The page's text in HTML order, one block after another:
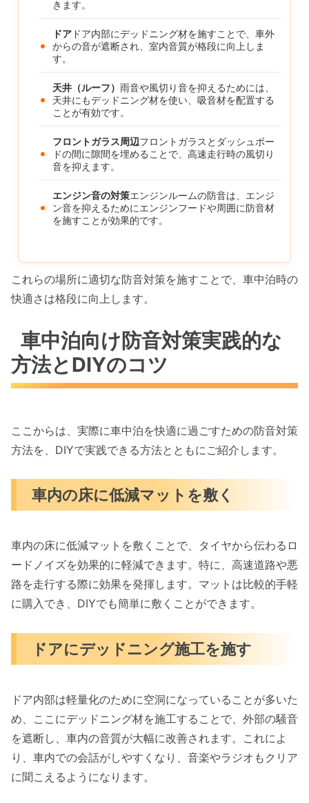
きます。
ドア ドア内部にデッドニング材を施すことで、車外
からの音が遮断され、室内音質が格段に向上しま
す。
天井（ルーフ）雨音や風切り音を抑えるためには、
天井にもデッドニング材を使い、吸音材を配置する
ことが有効です。
フロントガラス周辺フロントガラスとダッシュボー
ドの間に隙間を埋めることで、高速走行時の風切り
音を抑えます。
エンジン音の対策エンジンルームの防音は、エンジ
ン音を抑えるためにエンジンフードや周囲に防音材
を施すことが効果的です。
これらの場所に適切な防音対策を施すことで、車中泊時の
快適さは格段に向上します。
車中泊向け防音対策実践的な
方法とDIYのコツ
ここからは、実際に車中泊を快適に過ごすための防音対策
方法を、DIYで実践できる方法とともにご紹介します。
車内の床に低減マットを敷く
車内の床に低減マットを敷くことで、タイヤから伝わるロ
ードノイズを効果的に軽減できます。特に、高速道路や悪
路を走行する際に効果を発揮します。マットは比較的手軽
に購入でき、DIYでも簡単に敷くことができます。
ドアにデッドニング施工を施す
ドア内部は軽量化のために空洞になっていることが多いた
め、ここにデッドニング材を施工することで、外部の騒音
を遮断し、車内の音質が大幅に改善されます。これによ
り、車内での会話がしやすくなり、音楽やラジオもクリア
に聞こえるようになります。